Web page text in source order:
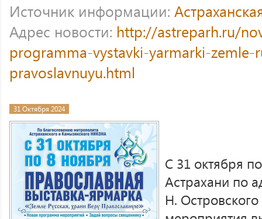
Источник информации:
Адрес новости: http://astreparh.ru/
programma-vystavki-yarmarki-zemle-
pravoslavnuyu.html
31 Октября 2024
С 31 октября
Астрахани по
Н.